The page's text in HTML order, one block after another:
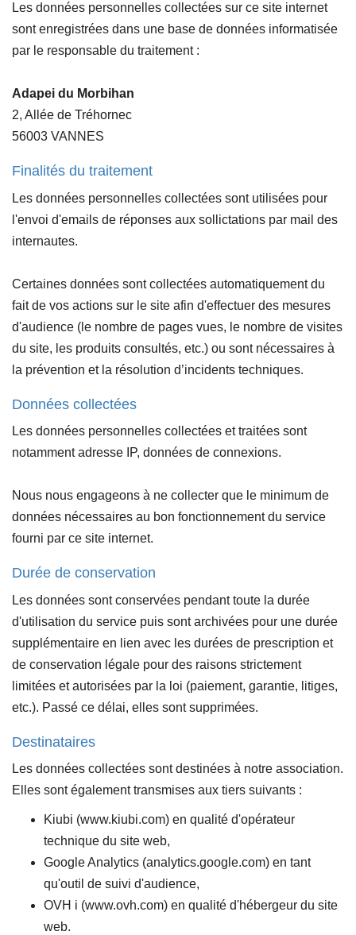
Les données personnelles collectées sur ce site internet
sont enregistrées dans une base de données informatisée
par le responsable du traitement :
Adapei du Morbihan
2, Allée de Tréhornec
56003 VANNES
Finalités du traitement
Les données personnelles collectées sont utilisées pour
l'envoi d'emails de réponses aux sollictations par mail des
internautes.
Certaines données sont collectées automatiquement du
fait de vos actions sur le site afin d'effectuer des mesures
d'audience (le nombre de pages vues, le nombre de visites
du site, les produits consultés, etc.) ou sont nécessaires à
la prévention et la résolution d’incidents techniques.
Données collectées
Les données personnelles collectées et traitées sont
notamment adresse IP, données de connexions.
Nous nous engageons à ne collecter que le minimum de
données nécessaires au bon fonctionnement du service
fourni par ce site internet.
Durée de conservation
Les données sont conservées pendant toute la durée
d'utilisation du service puis sont archivées pour une durée
supplémentaire en lien avec les durées de prescription et
de conservation légale pour des raisons strictement
limitées et autorisées par la loi (paiement, garantie, litiges,
etc.). Passé ce délai, elles sont supprimées.
Destinataires
Les données collectées sont destinées à notre association.
Elles sont également transmises aux tiers suivants :
Kiubi (www.kiubi.com) en qualité d'opérateur
technique du site web,
Google Analytics (analytics.google.com) en tant
qu'outil de suivi d'audience,
OVH i (www.ovh.com) en qualité d'hébergeur du site
web.